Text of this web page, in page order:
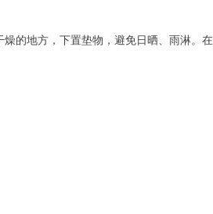
的地方，下置垫物，避免日晒、雨淋。